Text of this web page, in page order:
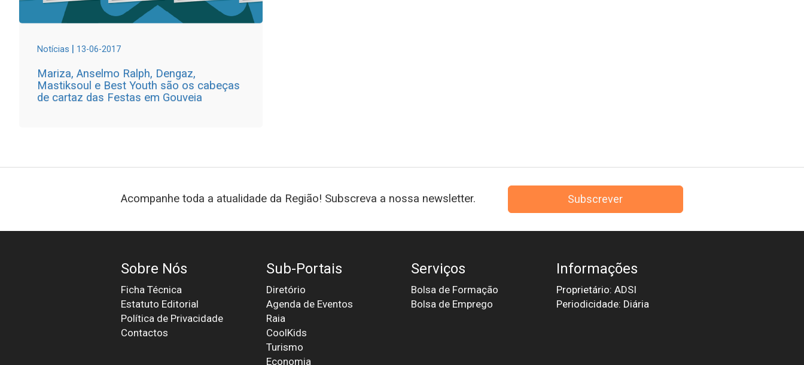
Notícias | 13-06-2017
Mariza, Anselmo Ralph, Dengaz,
Mastiksoul e Best Youth são os cabeças
de cartaz das Festas em Gouveia
Acompanhe toda a atualidade da Região! Subscreva a nossa newsletter. Subscrever
Sobre Nós
Ficha Técnica
Estatuto Editorial
Política de Privacidade
Contactos
Sub-Portais
Diretório
Agenda de Eventos
Raia
CoolKids
Turismo
Economia
Serviços
Bolsa de Formação
Bolsa de Emprego
Informações
Proprietário: ADSI
Periodicidade: Diária